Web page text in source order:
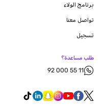
برنامج الولاء
تواصل معنا
تسجيل
طلب مساعدة؟
92 000 55 11